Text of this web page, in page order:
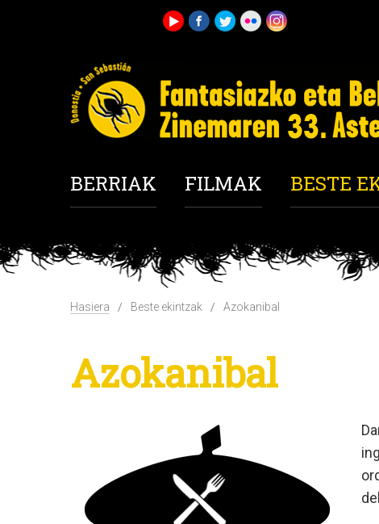
BERRIAK FILMAK BESTE
Hasiera Beste ekintzak Azokanibal
Azokanibal